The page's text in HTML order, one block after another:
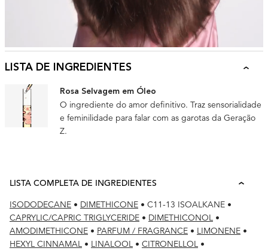
LISTA DE INGREDIENTES
Rosa Selvagem em Óleo
O ingrediente do amor definitivo. Traz sensorialidade
e feminilidade para falar com as garotas da Geração
Z.
LISTA COMPLETA DE INGREDIENTES
ISODODECANE • DIMETHICONE • C11-13 ISOALKANE •
CAPRYLIC/CAPRIC TRIGLYCERIDE • DIMETHICONOL •
AMODIMETHICONE • PARFUM / FRAGRANCE • LIMONENE •
HEXYL CINNAMAL • LINALOOL • CITRONELLOL •